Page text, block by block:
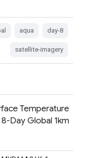
8-day
aqua
satellite-imagery
Temperature
Day Global 1km